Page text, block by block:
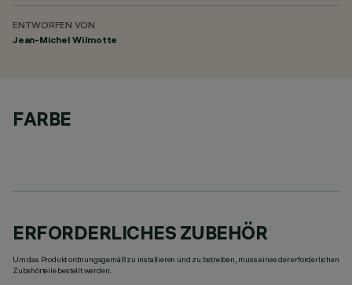
ENTWORFEN VON
Jean-Michel Wilmotte
FARBE
ERFORDERLICHES ZUBEHÖR
Um das Produkt ordnungsgemäß zu installieren und zu betreiben, muss eines der erforderlichen
Zubehörteile bestellt werden: